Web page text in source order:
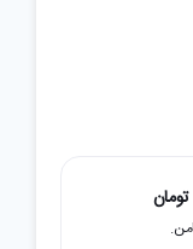
تومان